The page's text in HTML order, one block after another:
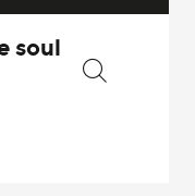
soul